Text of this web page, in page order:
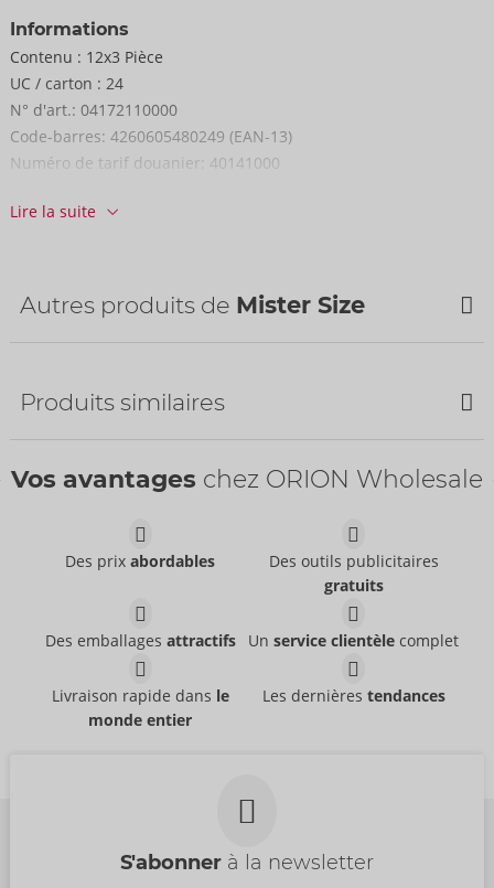
Informations
Contenu : 12x3 Pièce
UC / carton : 24
N° d'art.: 04172110000
Code-barres: 4260605480249 (EAN-13)
Numéro de tarif douanier: 40141000
Lire la suite
Autres produits de Mister Size
04173270000
04173860000
137,70 €
Produits similaires
47 mm
04172030000
53 mm
Vos avantages chez ORION Wholesale
Des prixabordables
Des outils publicitaires
gratuits
Des emballages attractifs Unservice clientèle complet
Livraison rapide dans le
monde entier
Les dernières tendances
S'abonner à la newsletter